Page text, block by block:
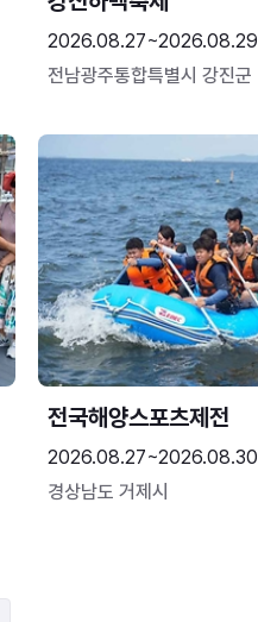
2026.08.27~2026.08.29
전남광주통합특별시 강진군
전국해양스포츠제전
2026.08.27~2026.08.30
경상남도 거제시